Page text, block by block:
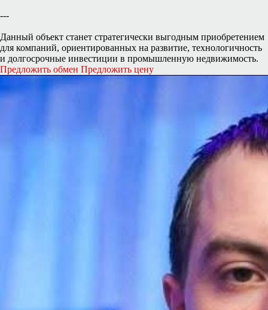
---
Данный объект станет стратегически выгодным приобретением
для компаний, ориентированных на развитие, технологичность
и долгосрочные инвестиции в промышленную недвижимость.
Предложить обмен Предложить цену